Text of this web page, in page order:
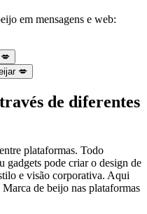
em mensagens e web:
💋
de diferentes
plataformas. Todo
gadgets pode criar o design de
e visão corporativa. Aqui
de beijo nas plataformas